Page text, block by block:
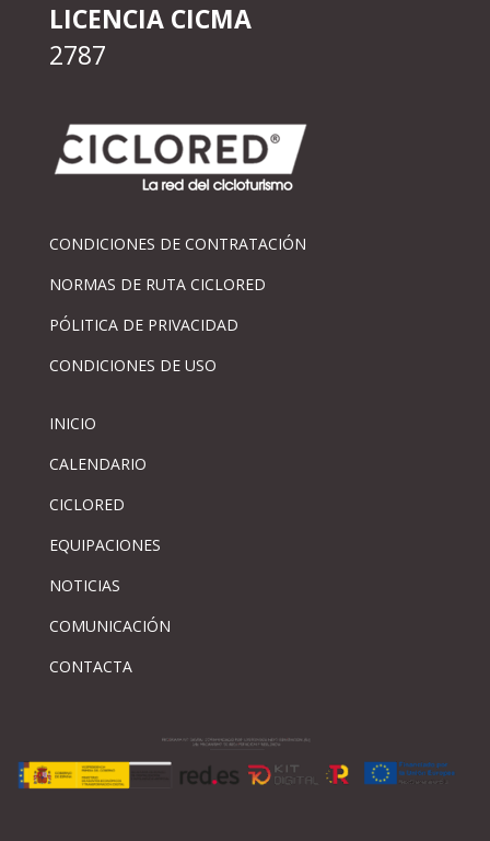
LICENCIA CICMA
2787
CONDICIONES DE CONTRATACIÓN
NORMAS DE RUTA CICLORED
PÓLITICA DE PRIVACIDAD
CONDICIONES DE USO
INICIO
CALENDARIO
CICLORED
EQUIPACIONES
NOTICIAS
COMUNICACIÓN
CONTACTA